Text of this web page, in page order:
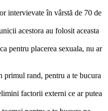
intervievate în vârstă de 70 de
acestora au folosit aceasta
pentru placerea sexuala, nu ar
primul rand, pentru a te bucura
factorii externi ce ar putea